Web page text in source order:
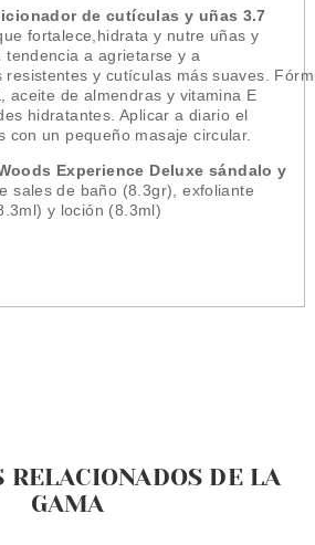
de cutículas y uñas 3.7
fortalece,hidrata y nutre uñas y
tendencia a agrietarse y a
resistentes y cutículas más suaves.
aceite de almendras y vitamina E
hidratantes. Aplicar a diario el
con un pequeño masaje circular.
Experience Deluxe sándalo y
sales de baño (8.3gr), exfoliante
y loción (8.3ml)
RELACIONADOS DE LA
GAMA